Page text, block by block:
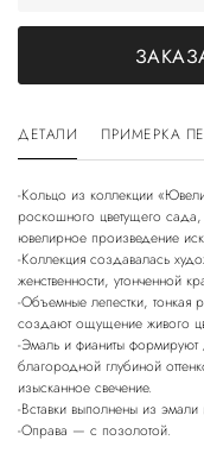
ДЕТАЛИ ПРИМЕРКА
-Кольцо из коллекции
роскошного цветущего
ювелирное произведение
-Коллекция создавалась
женственности, утонченной
-Объемные лепестки, тонкая
создают ощущение живого
-Эмаль и фианиты
благородной глубиной
изысканное свечение.
-Вставки выполнены из эмали
-Оправа — с позолотой.